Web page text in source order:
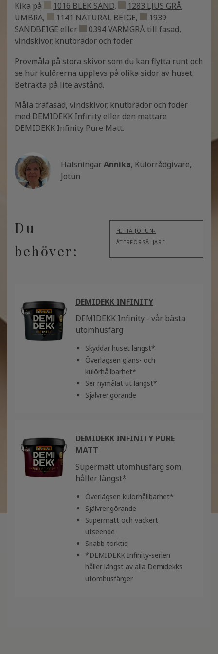
Kika på
1016 BLEK SAND,
1283 LJUS GRÅ
UMBRA, 1141 NATURAL BEIGE,
1939
SANDBEIGE eller 0394 VARMGRÅ till fasad,
vindskivor, knutbrädor och foder.
Provmåla på stora skivor som du kan flytta runt och
se hur kulörerna upplevs på olika sidor av huset.
Betrakta på lite avstånd.
Måla träfasad, vindskivor, knutbrädor och foder
med DEMIDEKK Infinity eller den mattare
DEMIDEKK Infinity Pure Matt.
HälsningarAnnika, Kulörrådgivare,
Jotun
Du
behöver:
HITTA JOTUN-
ÅTERFÖRSÄLJARE
DEMIDEKK INFINITY
DEMIDEKK Infinity - vår bästa
utomhusfärg
Skyddar huset längst*
Överlägsen glans- och
kulörhållbarhet*
Ser nymålat ut längst*
Självrengörande
DEMIDEKK INFINITY PURE
MATT
Supermatt utomhusfärg som
håller längst*
Överlägsen kulörhållbarhet*
Självrengörande
Supermatt och vackert
utseende
Snabb torktid
*DEMIDEKK Infinity-serien
håller längst av alla Demidekks
utomhusfärger